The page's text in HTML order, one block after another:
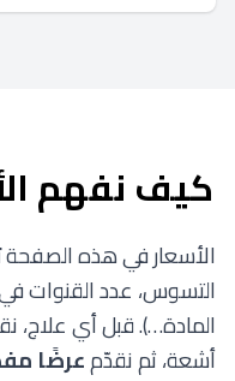
كيف نفهم
الأسعار في هذه الصفحة
التسوس، عدد القنوات
المادة…). قبل أي
أشعة، ثم نقدّمعرضًا